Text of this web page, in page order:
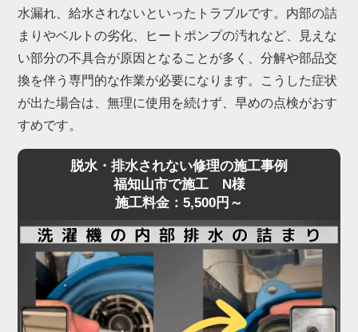
水漏れ、給水されないといったトラブルです。内部の詰
まりやベルトの劣化、ヒートポンプの汚れなど、見えな
い部分の不具合が原因となることが多く、分解や部品交
換を伴う専門的な作業が必要になります。こうした症状
が出た場合は、無理に使用を続けず、早めの点検がおす
すめです。
脱水・排水されない修理の施工事例
福知山市で施工 N様
施工料金：5,500円～